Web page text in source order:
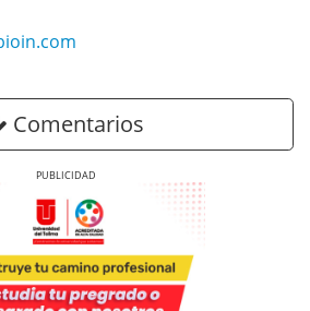
Comentarios